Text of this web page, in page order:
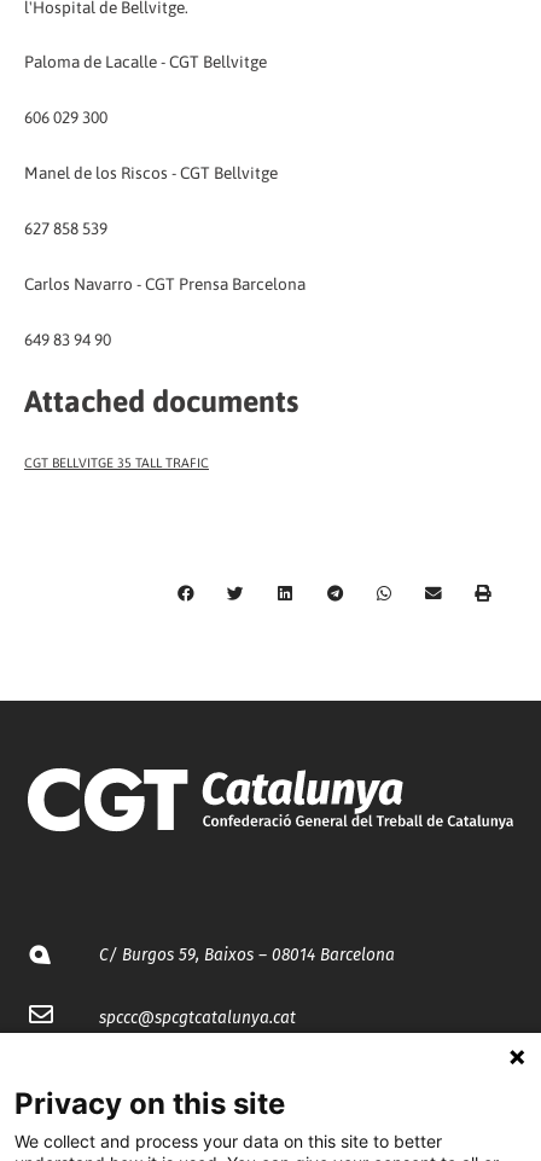
l'Hospital de Bellvitge.
Paloma de Lacalle - CGT Bellvitge
606 029 300
Manel de los Riscos - CGT Bellvitge
627 858 539
Carlos Navarro - CGT Prensa Barcelona
649 83 94 90
Attached documents
CGT BELLVITGE 35 TALL TRAFIC
C/ Burgos 59, Baixos – 08014 Barcelona
spccc@spcgtcatalunya.cat
@CGTCatalunya
Privacy on this site
We collect and process your data on this site to better